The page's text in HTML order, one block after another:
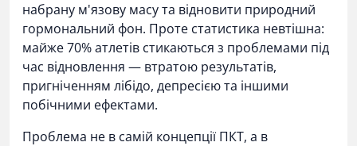
набрану м'язову масу та відновити природний
гормональний фон. Проте статистика невтішна:
майже 70% атлетів стикаються з проблемами під
час відновлення — втратою результатів,
пригніченням лібідо, депресією та іншими
побічними ефектами.
Проблема не в самій концепції ПКТ, а в